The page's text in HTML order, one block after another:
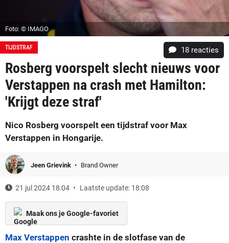
Foto: © IMAGO
TIJDSTRAF 18 reacties
Rosberg voorspelt slecht nieuws voor
Verstappen na crash met Hamilton:
'Krijgt deze straf'
Nico Rosberg voorspelt een tijdstraf voor Max
Verstappen in Hongarije.
Jeen Grievink Brand Owner
21 jul 2024 18:04 Laatste update: 18:08
Maak ons je Google-favoriet
Max Verstappen crashte in de slotfase van de